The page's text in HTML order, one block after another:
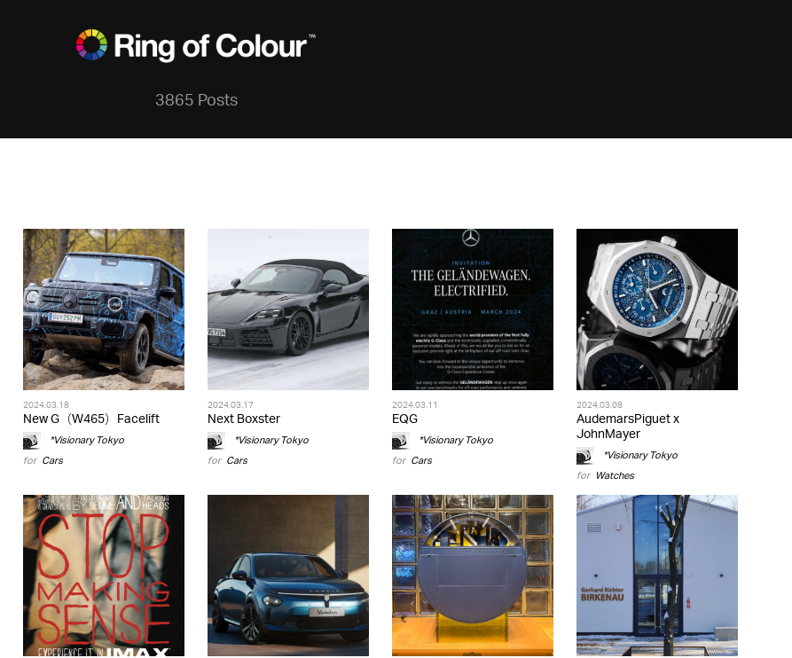
3865 Posts
2024.03.18
New G（W465）Facelift
*Visionary Tokyo
for Cars
2024.03.17
Next Boxster
*Visionary Tokyo
for Cars
2024.03.11
EQG
*Visionary Tokyo
for Cars
2024.03.08
AudemarsPiguet x
JohnMayer
*Visionary Tokyo
for Watches